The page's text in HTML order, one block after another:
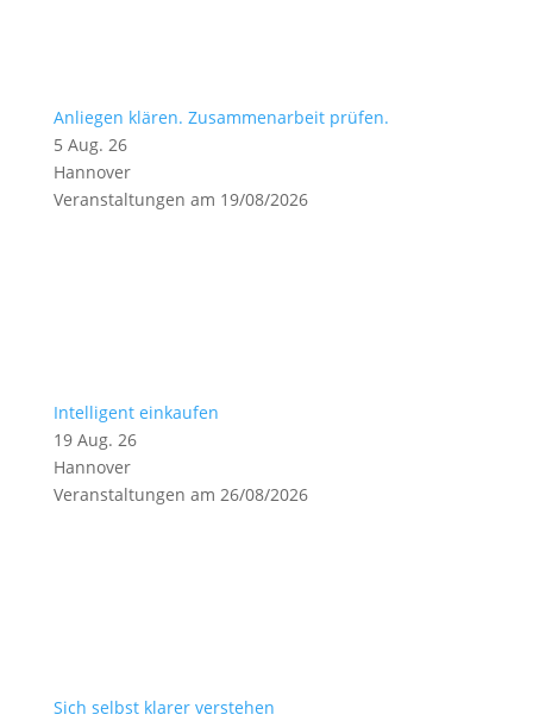
Anliegen klären. Zusammenarbeit prüfen.
5 Aug. 26
Hannover
Veranstaltungen am 19/08/2026
Intelligent einkaufen
19 Aug. 26
Hannover
Veranstaltungen am 26/08/2026
Sich selbst klarer verstehen